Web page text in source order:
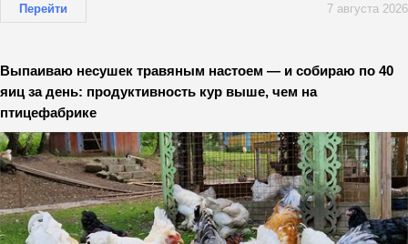
Перейти 7 августа 2026
Выпаиваю несушек травяным настоем — и собираю по 40
яиц за день: продуктивность кур выше, чем на
птицефабрике